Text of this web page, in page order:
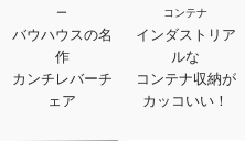
ー
バウハウスの名
作
カンチレバーチ
ェア
コンテナ
インダストリア
ルな
コンテナ収納が
カッコいい！